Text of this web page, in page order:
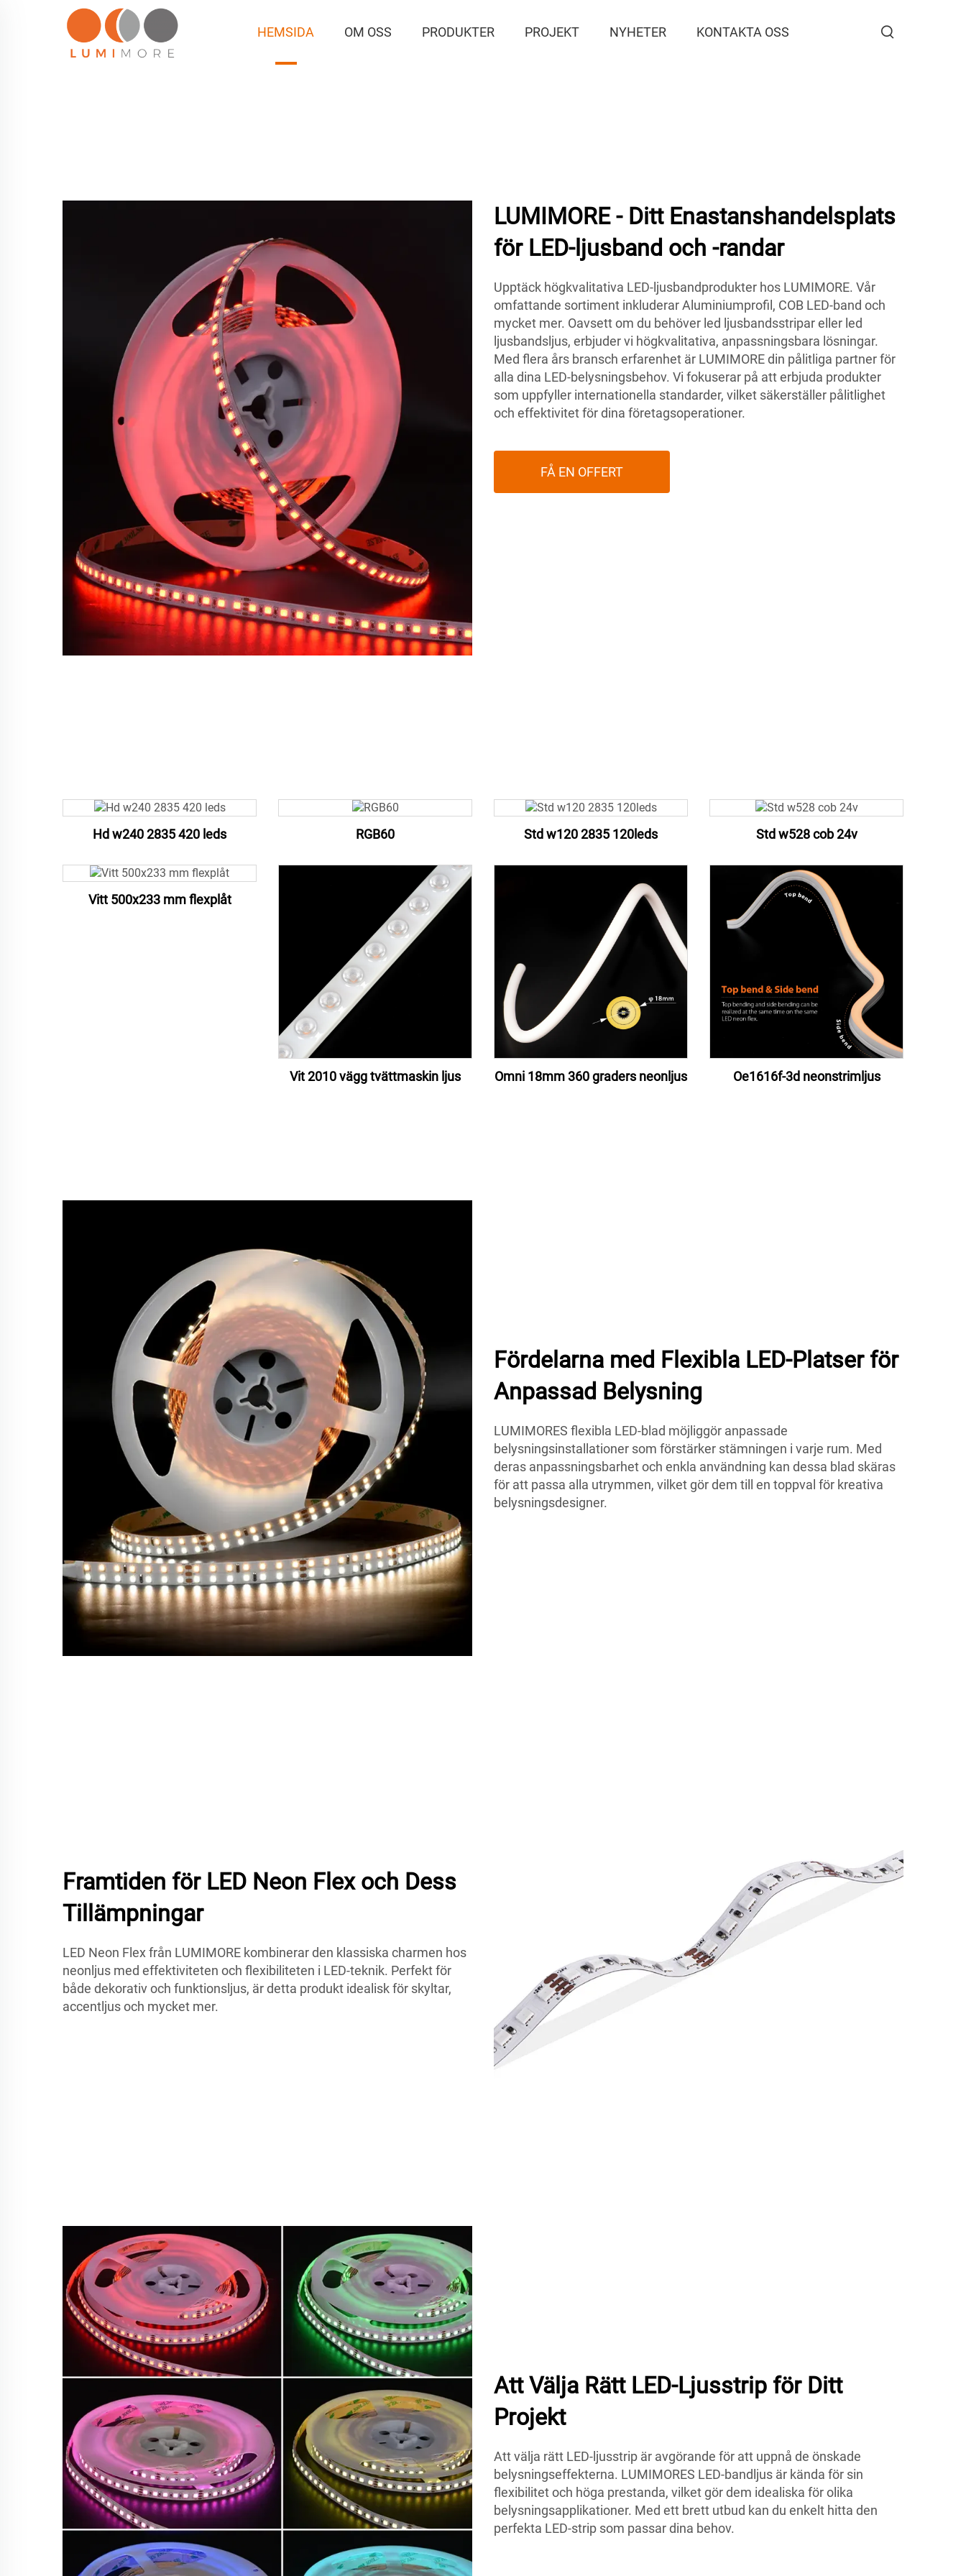
HEMSIDA OM OSS PRODUKTER PROJEKT NYHETER KONTAKTA OSS
LUMIMORE - Ditt Enastanshandelsplats
för LED-ljusband och -randar
Upptäck högkvalitativa LED-ljusbandprodukter hos LUMIMORE. Vår
omfattande sortiment inkluderar Aluminiumprofil, COB LED-band och
mycket mer. Oavsett om du behöver led ljusbandsstripar eller led
ljusbandsljus, erbjuder vi högkvalitativa, anpassningsbara lösningar.
Med flera års bransch erfarenhet är LUMIMORE din pålitliga partner för
alla dina LED-belysningsbehov. Vi fokuserar på att erbjuda produkter
som uppfyller internationella standarder, vilket säkerställer pålitlighet
och effektivitet för dina företagsoperationer.
FÅ EN OFFERT
Hd w240 2835 420 leds RGB60 Std w120 2835 120leds Std w528 cob 24v
Vitt 500x233 mm flexplåt
Vit 2010 vägg tvättmaskin ljus Omni 18mm 360 graders neonljus Oe1616f-3d neonstrimljus
Fördelarna med Flexibla LED-Platser för
Anpassad Belysning
LUMIMORES flexibla LED-blad möjliggör anpassade
belysningsinstallationer som förstärker stämningen i varje rum. Med
deras anpassningsbarhet och enkla användning kan dessa blad skäras
för att passa alla utrymmen, vilket gör dem till en toppval för kreativa
belysningsdesigner.
Framtiden för LED Neon Flex och Dess
Tillämpningar
LED Neon Flex från LUMIMORE kombinerar den klassiska charmen hos
neonljus med effektiviteten och flexibiliteten i LED-teknik. Perfekt för
både dekorativ och funktionsljus, är detta produkt idealisk för skyltar,
accentljus och mycket mer.
Att Välja Rätt LED-Ljusstrip för Ditt
Projekt
Att välja rätt LED-ljusstrip är avgörande för att uppnå de önskade
belysningseffekterna. LUMIMORES LED-bandljus är kända för sin
flexibilitet och höga prestanda, vilket gör dem idealiska för olika
belysningsapplikationer. Med ett brett utbud kan du enkelt hitta den
perfekta LED-strip som passar dina behov.